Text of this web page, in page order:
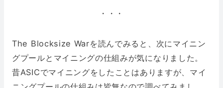
・・・
The Blocksize Warを読んでみると、次にマイニン
グプールとマイニングの仕組みが気になりました。
昔ASICでマイニングをしたことはありますが、マイ